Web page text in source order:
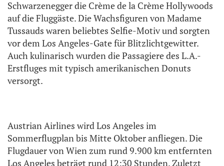
Schwarzenegger die Crème de la Crème Hollywoods
auf die Fluggäste. Die Wachsfiguren von Madame
Tussauds waren beliebtes Selfie-Motiv und sorgten
vor dem Los Angeles-Gate für Blitzlichtgewitter.
Auch kulinarisch wurden die Passagiere des L.A.-
Erstfluges mit typisch amerikanischen Donuts
versorgt.
Austrian Airlines wird Los Angeles im
Sommerflugplan bis Mitte Oktober anfliegen. Die
Flugdauer von Wien zum rund 9.900 km entfernten
Los Angeles beträgt rund 12:30 Stunden. Zuletzt